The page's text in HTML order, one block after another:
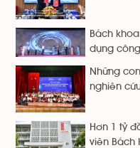
Bách
dụng
Những
nghiên
Hơn 1 tỷ
viên Bách